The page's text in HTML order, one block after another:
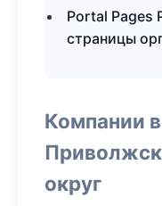
Portal
страницы
Компании
округ